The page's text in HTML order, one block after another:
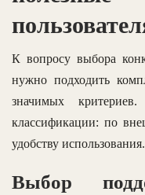
К вопросу выбора
нужно подходить
значимых
классификации: по
удобству использования.
Выбор